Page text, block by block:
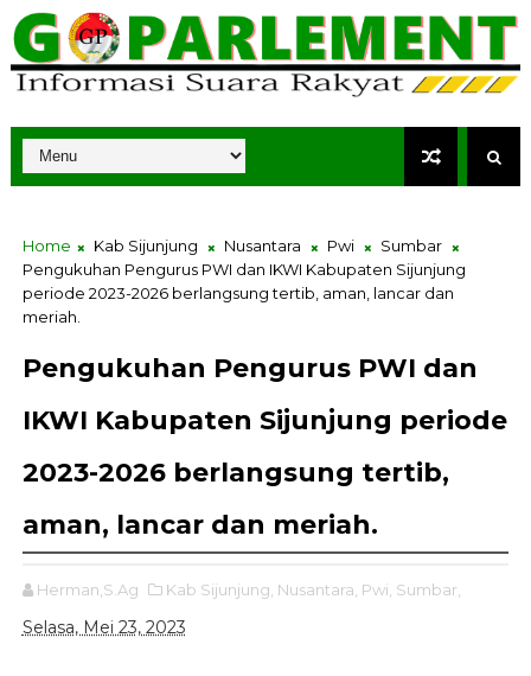
Home Kab Sijunjung Nusantara Pwi
Sumbar
Pengukuhan Pengurus PWI dan IKWI Kabupaten Sijunjung
periode 2023-2026 berlangsung tertib, aman, lancar dan
meriah.
Pengukuhan Pengurus PWI dan
IKWI Kabupaten Sijunjung periode
2023-2026 berlangsung tertib,
aman, lancar dan meriah.
Herman,S.Ag Kab Sijunjung, Nusantara, Pwi, Sumbar,
Selasa, Mei 23, 2023